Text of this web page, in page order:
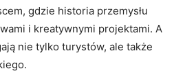
gdzie historia przemysłu
i kreatywnymi projektami. A
nie tylko turystów, ale także